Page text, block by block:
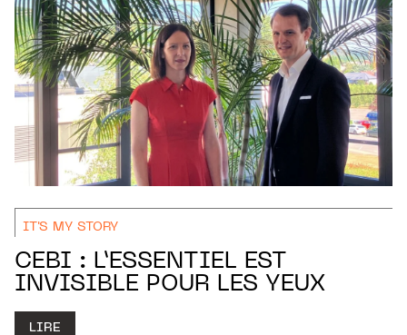
IT'S MY STORY
CEBI : L’ESSENTIEL EST
INVISIBLE POUR LES YEUX
LIRE